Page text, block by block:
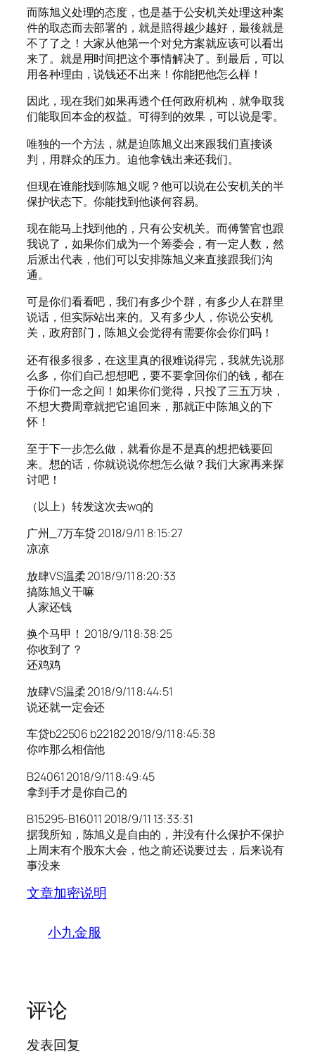
而陈旭义处理的态度，也是基于公安机关处理这种案
件的取态而去部署的，就是賠得越少越好，最後就是
不了了之！大家从他第一个对兌方案就应该可以看出
来了。就是用时间把这个事情解决了。到最后，可以
用各种理由，说钱还不出来！你能把他怎么样！
因此，现在我们如果再透个任何政府机构，就争取我
们能取回本金的权益。可得到的效果，可以说是零。
唯独的一个方法，就是迫陈旭义出来跟我们直接谈
判，用群众的压力。迫他拿钱出来还我们。
但现在谁能找到陈旭义呢？他可以说在公安机关的半
保护状态下。你能找到他谈何容易。
现在能马上找到他的，只有公安机关。而傅警官也跟
我说了，如果你们成为一个筹委会，有一定人数，然
后派出代表，他们可以安排陈旭义来直接跟我们沟
通。
可是你们看看吧，我们有多少个群，有多少人在群里
说话，但实际站出来的。又有多少人，你说公安机
关，政府部门，陈旭义会觉得有需要你会你们吗！
还有很多很多，在这里真的很难说得完，我就先说那
么多，你们自己想想吧，要不要拿回你们的钱，都在
于你们一念之间！如果你们觉得，只投了三五万块，
不想大费周章就把它追回来，那就正中陈旭义的下
怀！
至于下一步怎么做，就看你是不是真的想把钱要回
来。想的话，你就说说你想怎么做？我们大家再来探
讨吧！
（以上）转发这次去wq的
广州_7万车贷 2018/9/11 8:15:27
凉凉
放肆VS温柔 2018/9/11 8:20:33
搞陈旭义干嘛
人家还钱
换个马甲！ 2018/9/11 8:38:25
你收到了？
还鸡鸡
放肆VS温柔 2018/9/11 8:44:51
说还就一定会还
车贷b22506 b22182 2018/9/11 8:45:38
你咋那么相信他
B24061 2018/9/11 8:49:45
拿到手才是你自己的
B15295-B16011 2018/9/11 13:33:31
据我所知，陈旭义是自由的，并没有什么保护不保护
上周末有个股东大会，他之前还说要过去，后来说有
事没来
文章加密说明
小九金服
评论
发表回复